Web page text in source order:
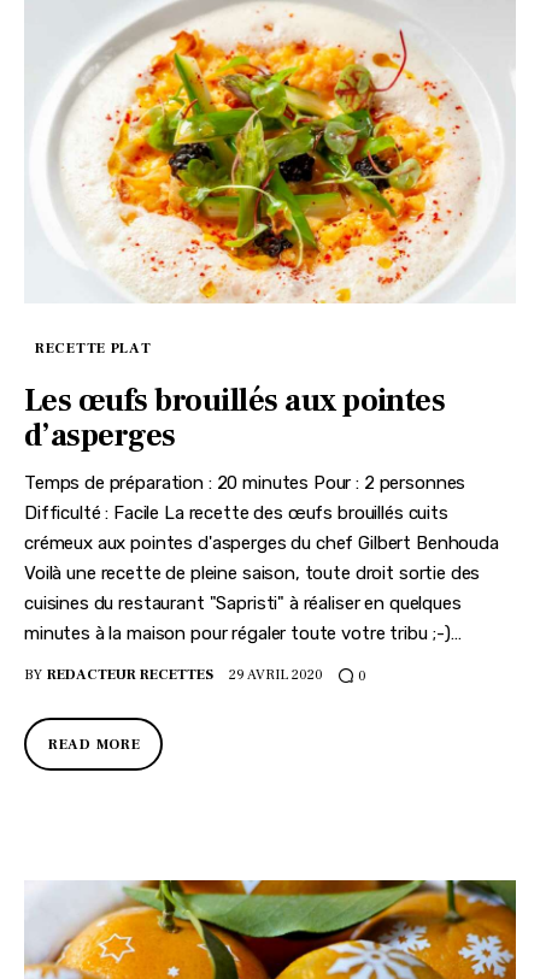
RECETTE PLAT
Les œufs brouillés aux pointes
d’asperges
Temps de préparation : 20 minutes Pour : 2 personnes
Difficulté : Facile La recette des œufs brouillés cuits
crémeux aux pointes d'asperges du chef Gilbert Benhouda
Voilà une recette de pleine saison, toute droit sortie des
cuisines du restaurant "Sapristi" à réaliser en quelques
minutes à la maison pour régaler toute votre tribu ;-)…
BY REDACTEUR RECETTES 29 AVRIL 2020 0
READ MORE